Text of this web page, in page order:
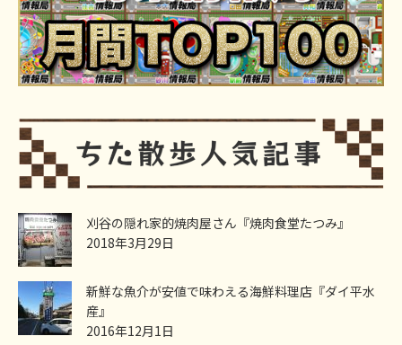
刈谷の隠れ家的焼肉屋さん『焼肉食堂たつみ』
2018年3月29日
新鮮な魚介が安値で味わえる海鮮料理店『ダイ平水
産』
2016年12月1日